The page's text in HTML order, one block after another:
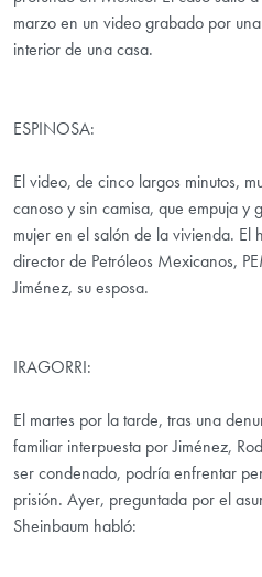
marzo en un video grabado por
interior de una casa.
ESPINOSA:
El video, de cinco largos minutos,
canoso y sin camisa, que empuja y
mujer en el salón de la vivienda. El
director de Petróleos Mexicanos,
Jiménez, su esposa.
IRAGORRI:
El martes por la tarde, tras una
familiar interpuesta por Jiménez,
ser condenado, podría enfrentar
prisión. Ayer, preguntada por el
Sheinbaum habló: